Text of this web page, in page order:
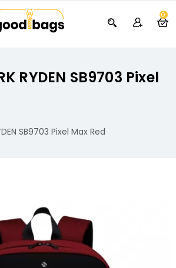
0
RYDEN SB9703 Pixel
SB9703 Pixel Max Red